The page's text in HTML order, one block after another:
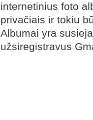
internetinius foto
privačiais ir tokiu
Albumai yra
užsiregistravus